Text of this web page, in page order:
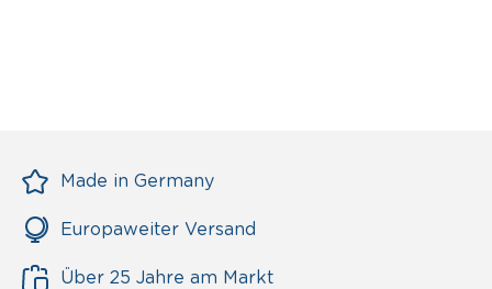
Made in Germany
Europaweiter Versand
Über 25 Jahre am Markt